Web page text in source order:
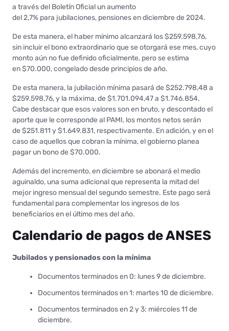
a través del Boletín Oficial un aumento
del 2,7% para jubilaciones, pensiones en diciembre de 2024.
De esta manera, el haber mínimo alcanzará los $259.598,76,
sin incluir el bono extraordinario que se otorgará ese mes, cuyo
monto aún no fue definido oficialmente, pero se estima
en $70.000, congelado desde principios de año.
De esta manera, la jubilación mínima pasará de $252.798,48 a
$259.598,76, y la máxima, de $1.701.094,47 a $1.746.854.
Cabe destacar que esos valores son en bruto, y descontado el
aporte que le corresponde al PAMI, los montos netos serán
de $251.811 y $1.649.831, respectivamente. En adición, y en el
caso de aquellos que cobran la mínima, el gobierno planea
pagar un bono de $70.000.
Además del incremento, en diciembre se abonará el medio
aguinaldo, una suma adicional que representa la mitad del
mejor ingreso mensual del segundo semestre. Este pago será
fundamental para complementar los ingresos de los
beneficiarios en el último mes del año.
Calendario de pagos de ANSES
Jubilados y pensionados con la mínima
Documentos terminados en 0: lunes 9 de diciembre.
Documentos terminados en 1: martes 10 de diciembre.
Documentos terminados en 2 y 3: miércoles 11 de
diciembre.